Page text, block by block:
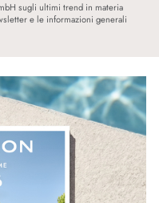
sugli ultimi trend in materia
e le informazioni generali